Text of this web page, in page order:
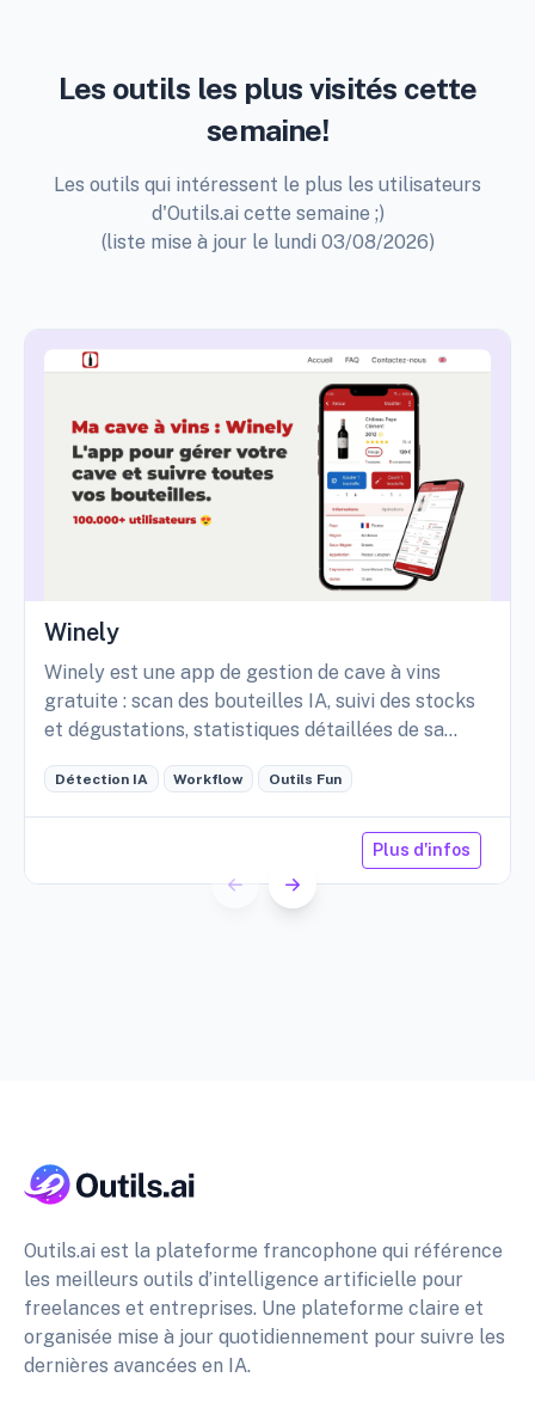
Les outils les plus visités cette
semaine!
Les outils qui intéressent le plus les utilisateurs
d'Outils.ai cette semaine ;)
(liste mise à jour le lundi 03/08/2026)
Winely
Winely est une app de gestion de cave à vins
gratuite : scan des bouteilles IA, suivi des stocks
et dégustations, statistiques détaillées de sa
Détection IA Workflow Outils Fun
Plus d'infos
Outils.ai est la plateforme francophone qui référence
les meilleurs outils d’intelligence artificielle pour
freelances et entreprises. Une plateforme claire et
organisée mise à jour quotidiennement pour suivre les
dernières avancées en IA.